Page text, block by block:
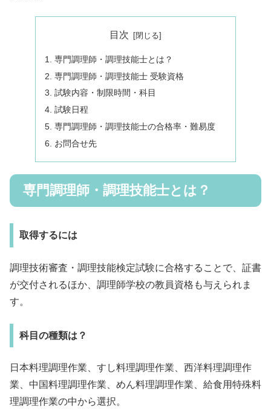
目次
専門調理師・調理技能士とは？
専門調理師・調理技能士 受験資格
試験内容・制限時間・科目
試験日程
専門調理師・調理技能士の合格率・難易度
お問合せ先
専門調理師・調理技能士とは？
取得するには
調理技術審査・調理技能検定試験に合格することで、証書
が交付されるほか、調理師学校の教員資格も与えられま
す。
科目の種類は？
日本料理調理作業、すし料理調理作業、西洋料理調理作
業、中国料理調理作業、めん料理調理作業、給食用特殊料
理調理作業の中から選択。